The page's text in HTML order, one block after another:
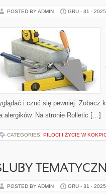
POSTED BY ADMIN GRU - 31 - 2025
i czuć się pewniej. Zobacz
alergików. Na stronie Rolletic […]
CATEGORIES: PILOCI I ŻYCIE W
POSTED BY ADMIN GRU - 31 - 2025